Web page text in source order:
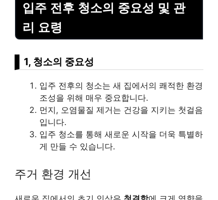
입주 전후 청소의 중요성 및 관
리 요령
1, 청소의 중요성
입주 전후의 청소는 새 집에서의 쾌적한 환경
조성을 위해 매우 중요합니다.
먼지, 오염물질 제거는 건강을 지키는 첫걸음
입니다.
입주 청소를 통해 새로운 시작을 더욱 특별하
게 만들 수 있습니다.
주거 환경 개선